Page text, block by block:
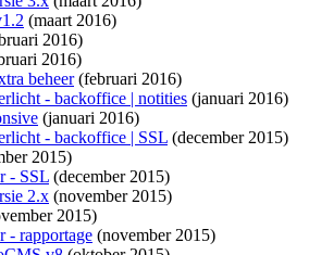
(maart 2016)
2016)
2016)
beheer(februari 2016)
- backoffice | notities (januari 2016)
(januari 2016)
- backoffice | SSL (december 2015)
2015)
- SSL (december 2015)
2.x (november 2015)
2015)
- rapportage (november 2015)